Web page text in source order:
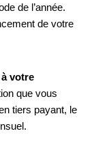
de l’année.
de votre
votre
que vous
tiers payant, le